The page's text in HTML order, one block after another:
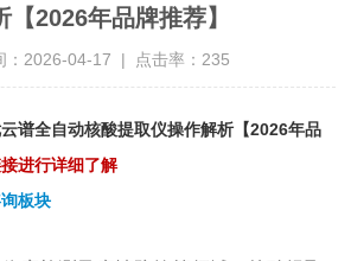
【2026年品牌推荐】
：2026-04-17 | 点击率：235
谱全自动核酸提取仪操作解析【2026年品
进行详细了解
板块